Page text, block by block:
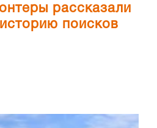
рассказали
поисков